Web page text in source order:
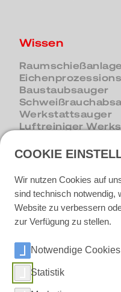
Wissen
Baustaubsauger
Werkstattsauger
Luftreiniger
Unternehmen &
Über RUWAC
Fertigung in
Qualität bei RUWAC
Berufserfahrene
Ausbildung und
Initiativbewerbung
COOKIE
Wir nutzen Cookies auf
sind technisch notwendig,
Website zu verbessern
zur Verfügung zu stellen.
Notwendige Cookies
Statistik